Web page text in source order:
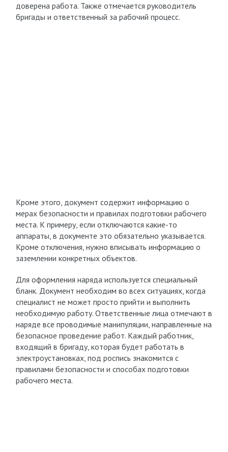
доверена работа. Также отмечается руководитель
бригады и ответственный за рабочий процесс.
Кроме этого, документ содержит информацию о
мерах безопасности и правилах подготовки рабочего
места. К примеру, если отключаются какие-то
аппараты, в документе это обязательно указывается.
Кроме отключения, нужно вписывать информацию о
заземлении конкретных объектов.
Для оформления наряда используется специальный
бланк. Документ необходим во всех ситуациях, когда
специалист не может просто прийти и выполнить
необходимую работу. Ответственные лица отмечают в
наряде все проводимые манипуляции, направленные на
безопасное проведение работ. Каждый работник,
входящий в бригаду, которая будет работать в
электроустановках, под роспись знакомится с
правилами безопасности и способах подготовки
рабочего места.